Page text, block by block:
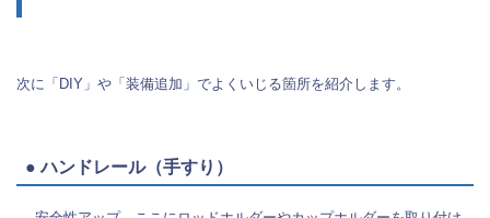
次に「DIY」や「装備追加」でよくいじる箇所を紹介します。
● ハンドレール（手すり）